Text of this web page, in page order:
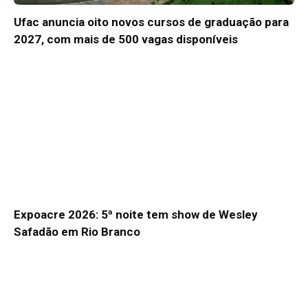
Ufac anuncia oito novos cursos de graduação para
2027, com mais de 500 vagas disponíveis
Expoacre 2026: 5ª noite tem show de Wesley
Safadão em Rio Branco